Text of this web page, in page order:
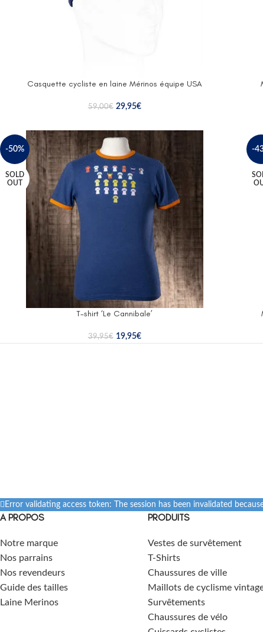
Casquette cycliste en laine Mérinos équipe USA
59,00€ 29,95€
-50%
SOLD
OUT
T-shirt ‘Le Cannibale’
39,95€ 19,95€
-
Error validating access token: The session has been invalidated
A PROPOS
Notre marque
Nos parrains
Nos revendeurs
Guide des tailles
Laine Merinos
PRODUITS
Vestes de survêtement
T-Shirts
Chaussures de ville
Maillots de cyclisme
Survêtements
Chaussures de vélo